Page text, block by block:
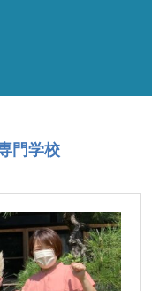
門学校